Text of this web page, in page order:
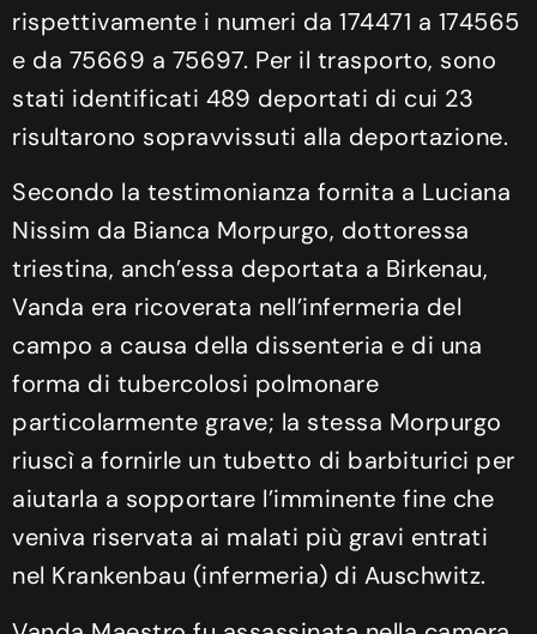
rispettivamente i numeri da 174471 a 174565
e da 75669 a 75697. Per il trasporto, sono
stati identificati 489 deportati di cui 23
risultarono sopravvissuti alla deportazione.
Secondo la testimonianza fornita a Luciana
Nissim da Bianca Morpurgo, dottoressa
triestina, anch’essa deportata a Birkenau,
Vanda era ricoverata nell’infermeria del
campo a causa della dissenteria e di una
forma di tubercolosi polmonare
particolarmente grave; la stessa Morpurgo
riuscì a fornirle un tubetto di barbiturici per
aiutarla a sopportare l’imminente fine che
veniva riservata ai malati più gravi entrati
nel Krankenbau (infermeria) di Auschwitz.